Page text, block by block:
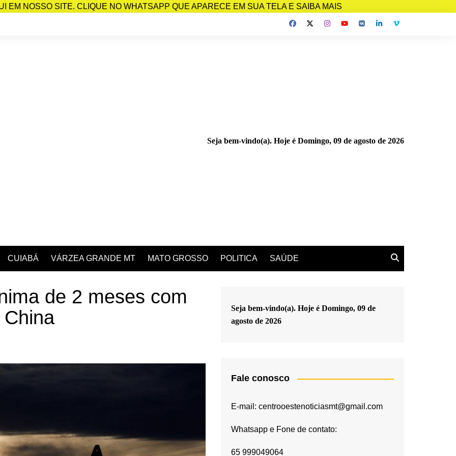
EM NOSSO SITE. CLIQUE NO WHATSAPP QUE APARECE EM SUA TELA E SAIBA MAIS
Seja bem-vindo(a). Hoje é Domingo, 09 de agosto de 2026
CUIABÁ VÁRZEA GRANDE MT MATO GROSSO POLITICA SAÚDE
de 2 meses com
Seja bem-vindo(a). Hoje é Domingo, 09 de
agosto de 2026
Fale conosco
E-mail: centrooestenoticiasmt@gmail.com
Whatsapp e Fone de contato:
65 999049064